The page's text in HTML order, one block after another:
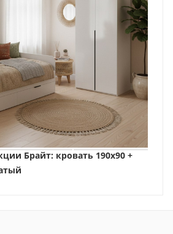
Брайт: кровать 190х90 +